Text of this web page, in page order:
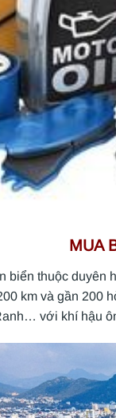
MUA
biển thuộc duyên
km và gần 200
với khí hậu